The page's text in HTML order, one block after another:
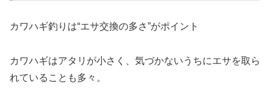
カワハギ釣りは“エサ交換の多さ”がポイント
カワハギはアタリが小さく、気づかないうちにエサを取ら
れていることも多々。